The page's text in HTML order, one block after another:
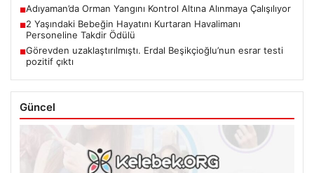
■Adıyaman’da Orman Yangını Kontrol Altına Alınmaya Çalışılıyor
■2 Yaşındaki Bebeğin Hayatını Kurtaran Havalimanı
Personeline Takdir Ödülü
■Görevden uzaklaştırılmıştı. Erdal Beşikçioğlu’nun esrar testi
pozitif çıktı
Güncel